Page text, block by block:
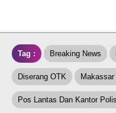
Tag : Breaking News
Diserang OTK
Pos Lantas Dan Kantor